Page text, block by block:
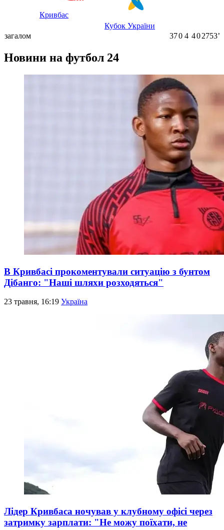
Кривбас
Кубок України
загалом 370 4 402753ʼ
Новини на футбол 24
В Кривбасі прокоментували ситуацію з бунтом
Дібанго: "Наші шляхи розходяться"
23 травня, 16:19 Україна
Лідер Кривбаса ночував у клубному офісі через
затримку зарплати: "Не можу поїхати, не